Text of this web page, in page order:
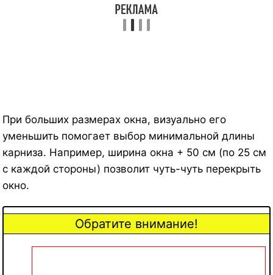
При больших размерах окна, визуально его
уменьшить помогает выбор минимальной длины
карниза. Например, ширина окна + 50 см (по 25 см
с каждой стороны) позволит чуть-чуть перекрыть
окно.
Обратите внимание!